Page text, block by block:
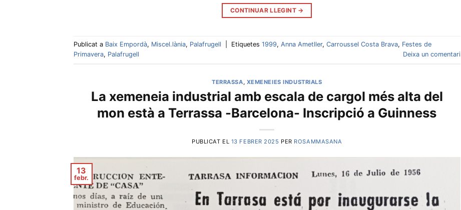
CONTINUAR LLEGINT →
Publicat a Baix Empordà, Miscel.lània, Palafrugell Etiquetes 1999, Anna Ametller, Carroussel Costa Brava, Festes de
Primavera, Palafrugell Deixa un comentari
TERRASSA, XEMENEIES INDUSTRIALS
La xemeneia industrial amb escala de cargol més alta del
mon està a Terrassa -Barcelona- Inscripció a Guinness
PUBLICAT EL 13 FEBRER 2025 PER ROSAMMASANA
13
febr.